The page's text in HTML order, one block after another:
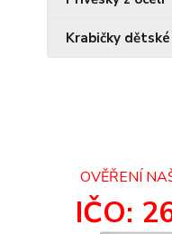
Krabičky
OVĚŘENÍ
IČO: